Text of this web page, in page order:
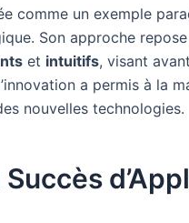
comme un exemple
Son approche
et intuitifs, visant
a permis à la
nouvelles technologies.